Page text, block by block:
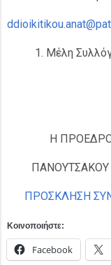
Μέλη
Η
ΠΑΝΟΥΤΣΑΚΟΥ
ΠΡΟΣΚΛΗΣΗ
Κοινοποιήστε:
Facebook